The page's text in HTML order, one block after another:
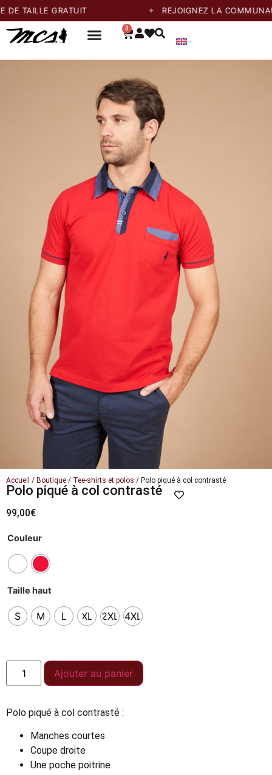
GRATUIT REJOIGNEZ LA COMMUNAUTÉ
0
Accueil / Boutique / Tee-shirts et polos / Polo piqué à col contrasté
Polo piqué à col contrasté
99,00€
Couleur
Taille haut
S M L XL 2XL 4XL
Ajouter au panier
Polo piqué à col contrasté :
Manches courtes
Coupe droite
Une poche poitrine